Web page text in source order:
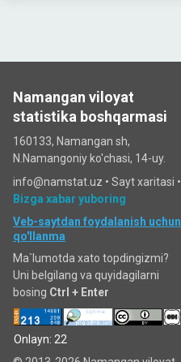
Namangan viloyat
statistika boshqarmasi
160133, Namangan sh,
N.Namangoniy ko'chasi, 14-uy.
info@namstat.uz • Sayt xaritasi •
Bizga xabar yuboring
Veb-saytdan foydalanish uchun
qo'llanma
Ma`lumotda xato topdingizmi?
Uni belgilang va quyidagilarni
bosing Ctrl + Enter
Onlayn: 22